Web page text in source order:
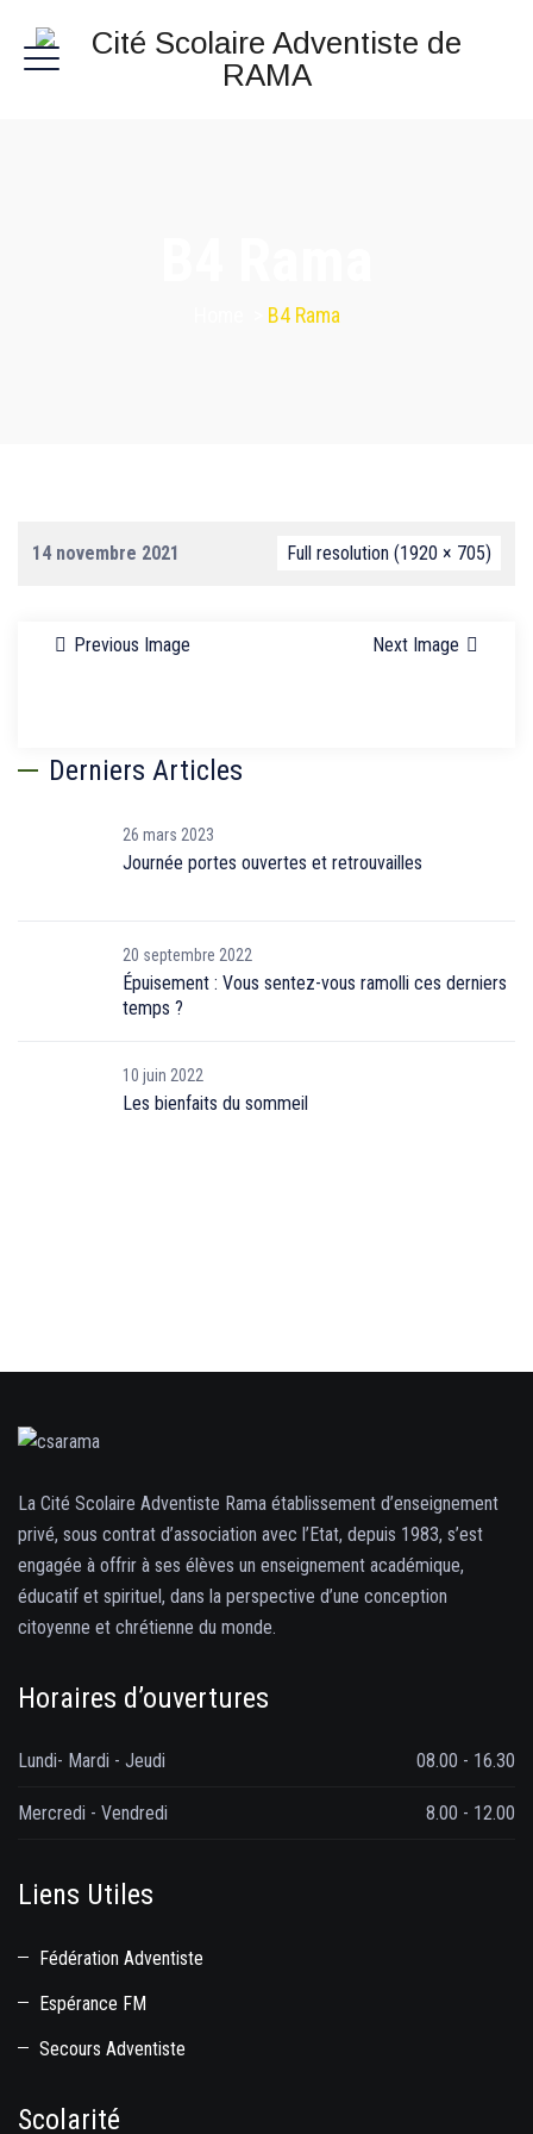
B4 Rama
14 novembre 2021 Full resolution (1920 × 705)
Previous Image Next Image
Derniers Articles
26 mars 2023
Journée portes ouvertes et retrouvailles
20 septembre 2022
Épuisement : Vous sentez-vous ramolli ces derniers
temps ?
10 juin 2022
Les bienfaits du sommeil
La Cité Scolaire Adventiste Rama établissement d’enseignement
privé, sous contrat d’association avec l’Etat, depuis 1983, s’est
engagée à offrir à ses élèves un enseignement académique,
éducatif et spirituel, dans la perspective d’une conception
citoyenne et chrétienne du monde.
Horaires d’ouvertures
Lundi- Mardi - Jeudi 08.00 - 16.30
Mercredi - Vendredi 8.00 - 12.00
Liens Utiles
Fédération Adventiste
Espérance FM
Secours Adventiste
Scolarité